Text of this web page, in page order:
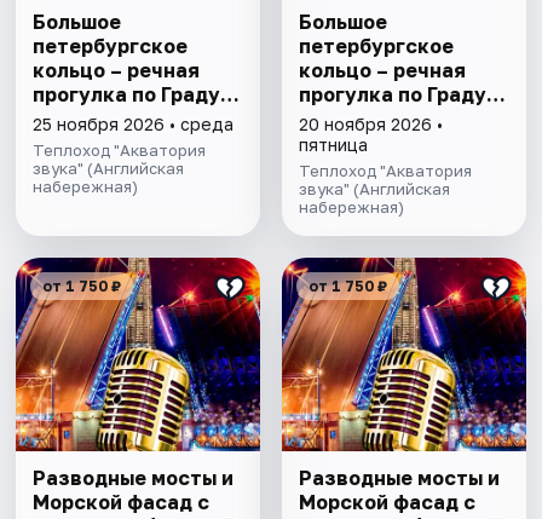
Большое
петербургское
кольцо – речная
прогулка пo Граду
на Неве с
авторской
экскурсией и живой
музыкой в тёплом
25 ноября 2026 • среда
Теплоход "Акватория
звука" (Английская
набережная)
Большое
петербургское
кольцо – речная
прогулка пo Граду
на Неве с
авторской
экскурсией и живой
музыкой в тёплом
салоне теплохода
20 ноября 2026 •
пятница
Теплоход "Акватория
звука" (Английская
набережная)
от 1 750 ₽
Разводные мосты и
Морской фасад с
от 1 750 ₽
Разводные мосты и
Морской фасад с